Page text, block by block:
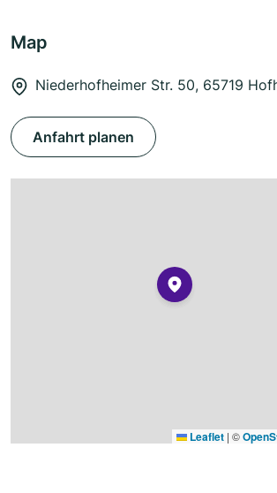
Map
Niederhofheimer Str. 50, 65719
Anfahrt planen
Leaflet | ©